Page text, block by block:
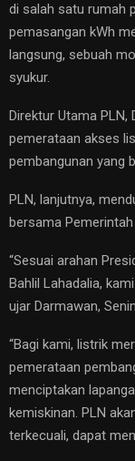
di salah satu rumah
pemasangan kWh
langsung, sebuah
syukur.
Direktur Utama
pemerataan akses
pembangunan yang
PLN, lanjutnya,
bersama
“Sesuai arahan
Bahlil Lahadalia,
ujar Darmawan,
“Bagi kami, listrik
pemerataan
menciptakan
kemiskinan. PLN
terkecuali, dapat